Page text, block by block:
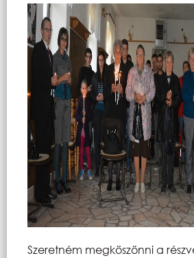
Szeretném megköszönni a